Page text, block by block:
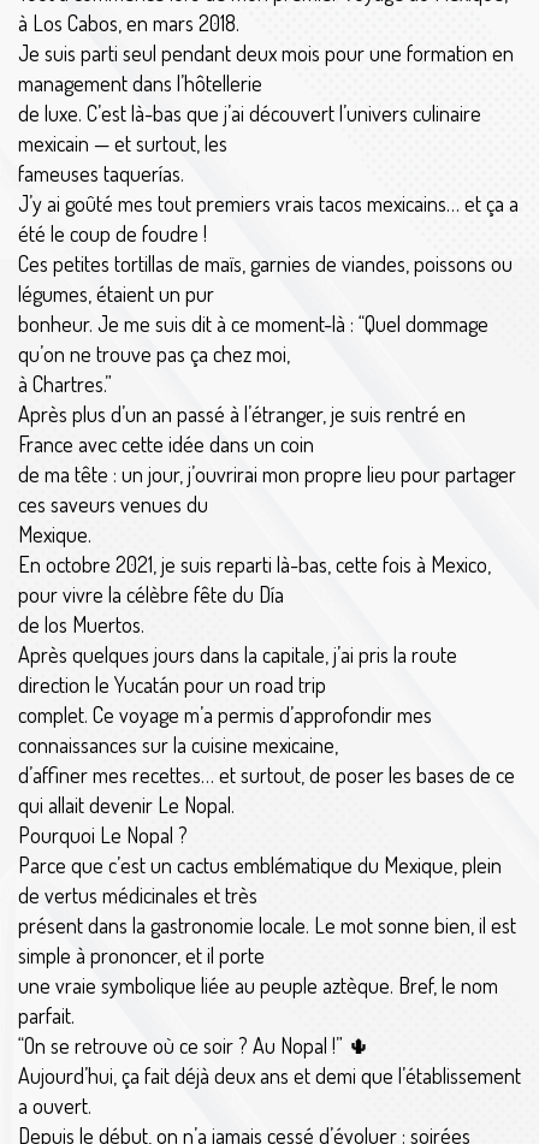
à Los Cabos, en mars 2018.
Je suis parti seul pendant deux mois pour une formation en
management dans l’hôtellerie
de luxe. C’est là-bas que j’ai découvert l’univers culinaire
mexicain — et surtout, les
fameuses taquerías.
J’y ai goûté mes tout premiers vrais tacos mexicains… et ça a
été le coup de foudre !
Ces petites tortillas de maïs, garnies de viandes, poissons ou
légumes, étaient un pur
bonheur. Je me suis dit à ce moment-là : “Quel dommage
qu’on ne trouve pas ça chez moi,
à Chartres.”
Après plus d’un an passé à l’étranger, je suis rentré en
France avec cette idée dans un coin
de ma tête : un jour, j’ouvrirai mon propre lieu pour partager
ces saveurs venues du
Mexique.
En octobre 2021, je suis reparti là-bas, cette fois à Mexico,
pour vivre la célèbre fête du Día
de los Muertos.
Après quelques jours dans la capitale, j’ai pris la route
direction le Yucatán pour un road trip
complet. Ce voyage m’a permis d’approfondir mes
connaissances sur la cuisine mexicaine,
d’affiner mes recettes… et surtout, de poser les bases de ce
qui allait devenir Le Nopal.
Pourquoi Le Nopal ?
Parce que c’est un cactus emblématique du Mexique, plein
de vertus médicinales et très
présent dans la gastronomie locale. Le mot sonne bien, il est
simple à prononcer, et il porte
une vraie symbolique liée au peuple aztèque. Bref, le nom
parfait.
“On se retrouve où ce soir ? Au Nopal !” 🌵
Aujourd’hui, ça fait déjà deux ans et demi que l’établissement
a ouvert.
Depuis le début, on n’a jamais cessé d’évoluer : soirées